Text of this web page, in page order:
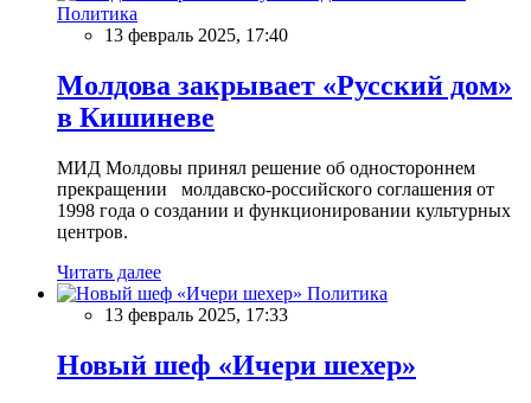
Политика
13 февраль 2025, 17:40
Молдова закрывает «Русский дом»
в Кишиневе
МИД Молдовы принял решение об одностороннем
прекращении молдавско-российского соглашения от
1998 года о создании и функционировании культурных
центров.
Читать далее
Политика
13 февраль 2025, 17:33
Новый шеф «Ичери шехер»